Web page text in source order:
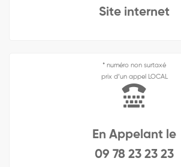
Site internet
* numéro non surtaxé
prix d’un appel LOCAL
En Appelant le
09 78 23 23 23